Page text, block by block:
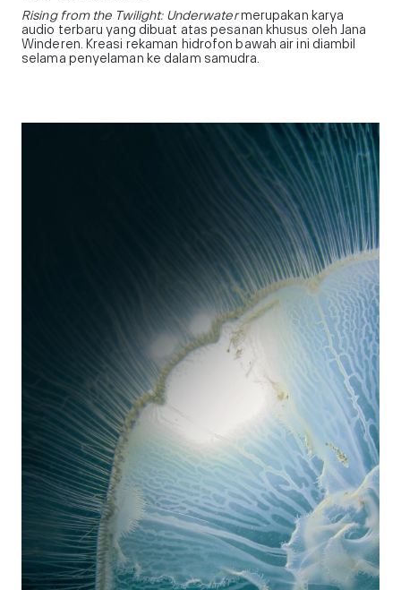
Rising from the Twilight: Underwatermerupakan karya
audio terbaru yang dibuat atas pesanan khusus oleh Jana
Winderen. Kreasi rekaman hidrofon bawah air ini diambil
selama penyelaman ke dalam samudra.